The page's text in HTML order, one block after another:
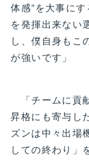
体感”を大事に
を発揮出来ない
し、僕自身もこ
が強いです」
「チームに貢
昇格にも寄与し
ズンは中々出場
しての終わり」